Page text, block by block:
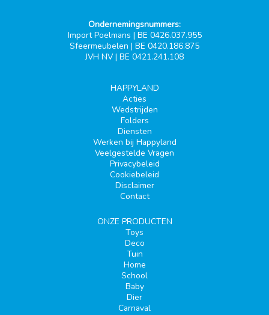
Ondernemingsnummers:
Import Poelmans | BE 0426.037.955
Sfeermeubelen | BE 0420.186.875
JVH NV | BE 0421.241.108
HAPPYLAND
Acties
Wedstrijden
Folders
Diensten
Werken bij Happyland
Veelgestelde Vragen
Privacybeleid
Cookiebeleid
Disclaimer
Contact
ONZE PRODUCTEN
Toys
Deco
Tuin
Home
School
Baby
Dier
Carnaval